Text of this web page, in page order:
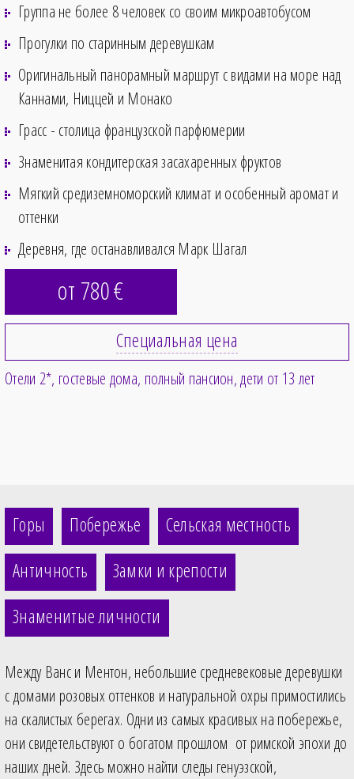
Группа не более 8 человек со своим микроавтобусом
Прогулки по старинным деревушкам
Оригинальный панорамный маршрут с видами на море над
Каннами, Ниццей и Монако
Грасс - столица французской парфюмерии
Знаменитая кондитерская засахаренных фруктов
Мягкий средиземноморский климат и особенный аромат и
оттенки
Деревня, где останавливался Марк Шагал
от 780€
Специальная цена
Отели 2*, гостевые дома полный пансион дети от 13 лет
Горы Побережье
Сельская местность
Античность
Замки и крепости
Знаменитые личности
Между Ванс и Ментон, небольшие средневековые деревушки
с домами розовых оттенков и натуральной охры примостились
на скалистых берегах. Одни из самых красивых на побережье,
они свидетельствуют о богатом прошлом от римской эпохи до
наших дней. Здесь можно найти следы генуэзской,